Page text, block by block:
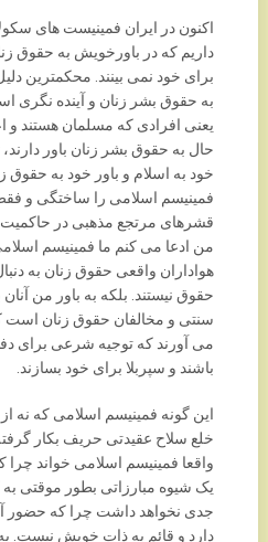
اکنون در ایران فمینیست های
داریم که در باورخویش به حقوق
برای خود نمی بینند. محکمترین
به حقوق بشر زنان و آینده نگری
یعنی افرادی که مسلمان هستند و
حال به حقوق بشر زنان باور دارند،
خود به اسلام و باور خود به حقوق
فمینیسم اسلامی را ساختگی و
قشرهای مرتجع مذهبی در حاکمیت
من ادعا می کنم ما فمینیسم
هواداران واقعی حقوق زنان به
حقوق نیستند. بلکه به باور من آنان
سنتی و مخالفان حقوق زنان است
می آورند که توجیه شرعی برای
باشند و سپربلا برای خود بسازند.
این گونه فمینیسم اسلامی که نه
خلع سلاح عقیدتی حریف بکار
واقعا فمینیسم اسلامی خواند
یک شیوه مبارزاتی بطور موقتی
جدی نخواهد داشت چرا که
دارد و قائم به ذات خویش نیست.